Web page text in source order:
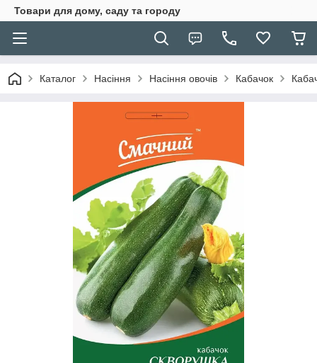
Товари для дому, саду та городу
Каталог Насіння Насіння овочів Кабачок